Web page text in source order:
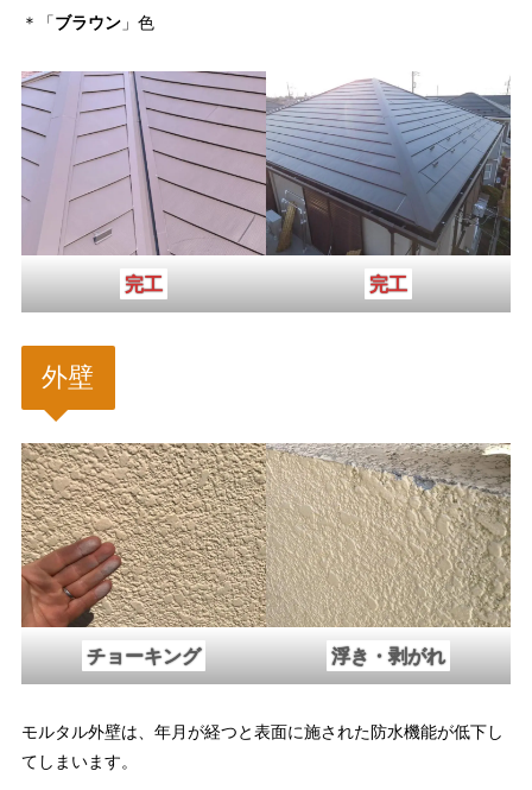
＊「ブラウン」色
完工 完工
外壁
チョーキング 浮き・剥がれ
モルタル外壁は、年月が経つと表面に施された防水機能が低下し
てしまいます。